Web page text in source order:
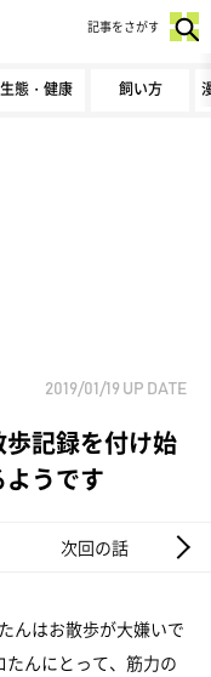
生態・健康 飼い方
記事をさがす
2019/01/19 UP DATE
記録を付け始
うです
次回の話
んはお散歩が大嫌いで
んにとって、筋力の